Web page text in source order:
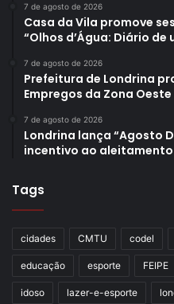
7 de agosto de 2026
Casa da Vila promove
“Olhos d’Água: Diário de
7 de agosto de 2026
Prefeitura de Londrina
Empregos da Zona Oeste
7 de agosto de 2026
Londrina lança “Agosto
incentivo ao
Tags
cidades CMTU codel
educação esporte FEIPE
idoso lazer-e-esporte